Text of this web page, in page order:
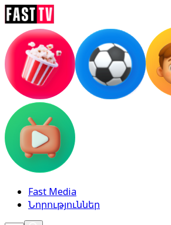
Fast Media
Նորություններ